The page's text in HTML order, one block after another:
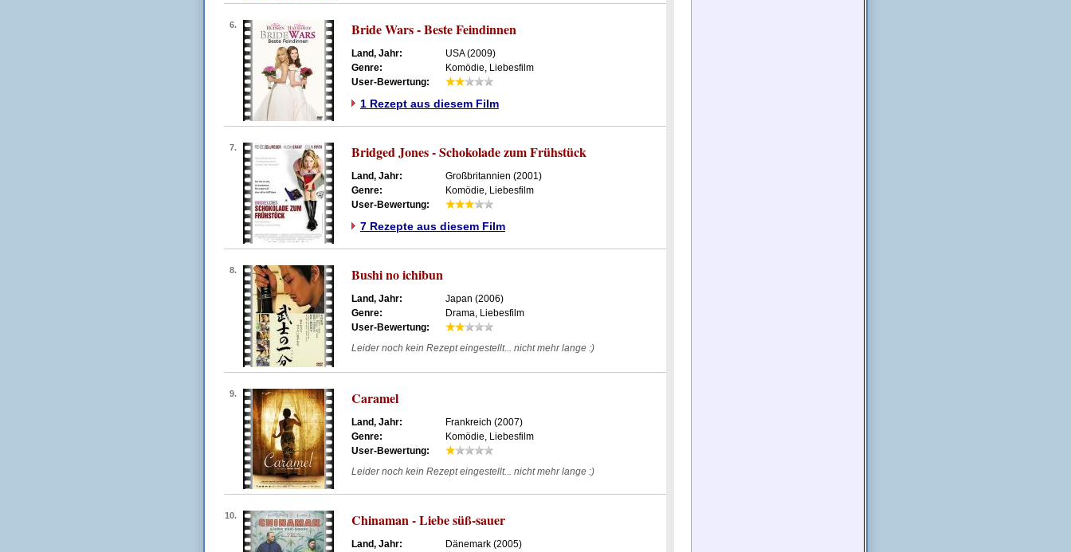
6. Bride Wars - Beste Feindinnen
Land, Jahr:
USA (2009)
Genre:
Komödie, Liebesfilm
User-Bewertung:
1 Rezept aus diesem Film
7. Bridged Jones - Schokolade zum Frühstück
Land, Jahr:
Großbritannien (2001)
Genre:
Komödie, Liebesfilm
User-Bewertung:
7 Rezepte aus diesem Film
8. Bushi no ichibun
Land, Jahr:
Japan (2006)
Genre:
Drama, Liebesfilm
User-Bewertung:
Leider noch kein Rezept eingestellt... nicht mehr lange :)
9. Caramel
Land, Jahr:
Frankreich (2007)
Genre:
Komödie, Liebesfilm
User-Bewertung:
Leider noch kein Rezept eingestellt... nicht mehr lange :)
10. Chinaman - Liebe süß-sauer
Land, Jahr: Dänemark (2005)